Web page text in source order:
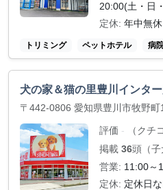
20:00(土・日
定休: 年中無休
トリミング ペットホテル 病
犬の家＆猫の里豊川インター
〒442-0806 愛知県豊川市牧野町
評価 -
（クチ
掲載 36頭（子
営業: 11:00～
定休: 定休日